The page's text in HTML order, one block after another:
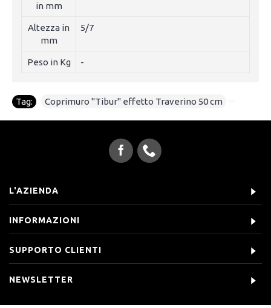
in mm
Altezza in
mm
5/7
Peso in Kg -
Tag: Coprimuro "Tibur" effetto Traverino 50 cm
L'AZIENDA
INFORMAZIONI
SUPPORTO CLIENTI
NEWSLETTER